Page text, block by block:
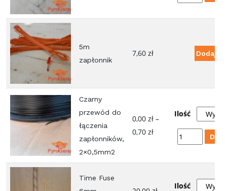
od
3m
zapłonnik
5m
zapłonnik
7,60 zł Dodaj
Czarny
przewód do
łączenia
zapłonników,
2×0,5mm2
0,00 zł –
0,70 złZakres
Ilość
ilość
Czarny
przewód
łączenia
Time Fuse
Ilość